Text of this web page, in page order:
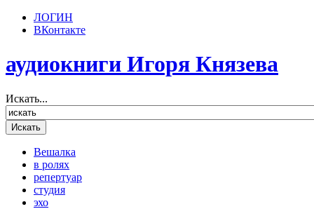
ЛОГИН
ВКонтакте
аудиокниги Игоря Князева
Искать...
Вешалка
в ролях
репертуар
студия
эхо